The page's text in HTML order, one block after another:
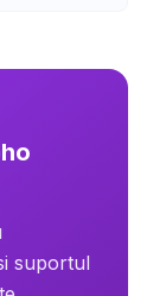
suportul